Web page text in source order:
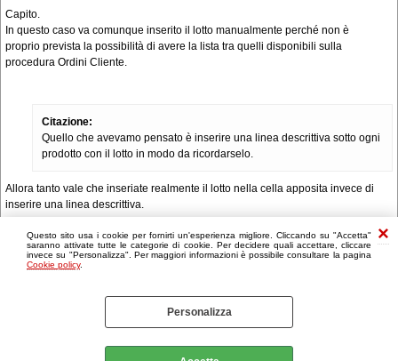
Questo sito usa i cookie per fornirti un'esperienza migliore. Cliccando su "Accetta"
saranno attivate tutte le categorie di cookie. Per decidere quali accettare, cliccare
invece su "Personalizza". Per maggiori informazioni è possibile consultare la pagina
Cookie policy.
Personalizza
Capito.
In questo caso va comunque inserito il lotto manualmente perché non è
proprio prevista la possibilità di avere la lista tra quelli disponibili sulla
procedura Ordini Cliente.
Citazione:
Quello che avevamo pensato è inserire una linea descrittiva sotto ogni
prodotto con il lotto in modo da ricordarselo.
Allora tanto vale che inseriate realmente il lotto nella cella apposita invece di
inserire una linea descrittiva.